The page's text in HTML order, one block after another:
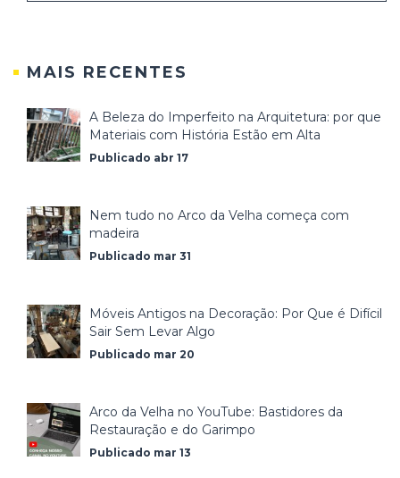
MAIS RECENTES
A Beleza do Imperfeito na Arquitetura: por que
Materiais com História Estão em Alta
Publicado abr 17
Nem tudo no Arco da Velha começa com
madeira
Publicado mar 31
Móveis Antigos na Decoração: Por Que é Difícil
Sair Sem Levar Algo
Publicado mar 20
Arco da Velha no YouTube: Bastidores da
Restauração e do Garimpo
Publicado mar 13